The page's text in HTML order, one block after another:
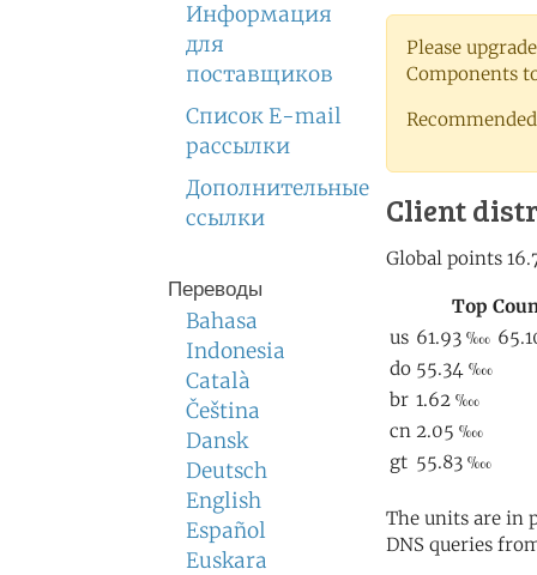
Информация
для
поставщиков
Список E-mail
рассылки
Дополнительные
ссылки
Переводы
Bahasa
Indonesia
Català
Čeština
Dansk
Deutsch
English
Español
Euskara
Please
Components
Client
The units are in
DNS queries